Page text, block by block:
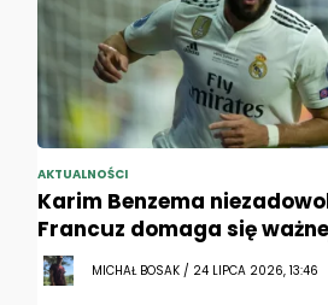
AKTUALNOŚCI
Karim Benzema
Francuz domaga się
MICHAŁ BOSAK / 24 LIPCA 2026, 13:46